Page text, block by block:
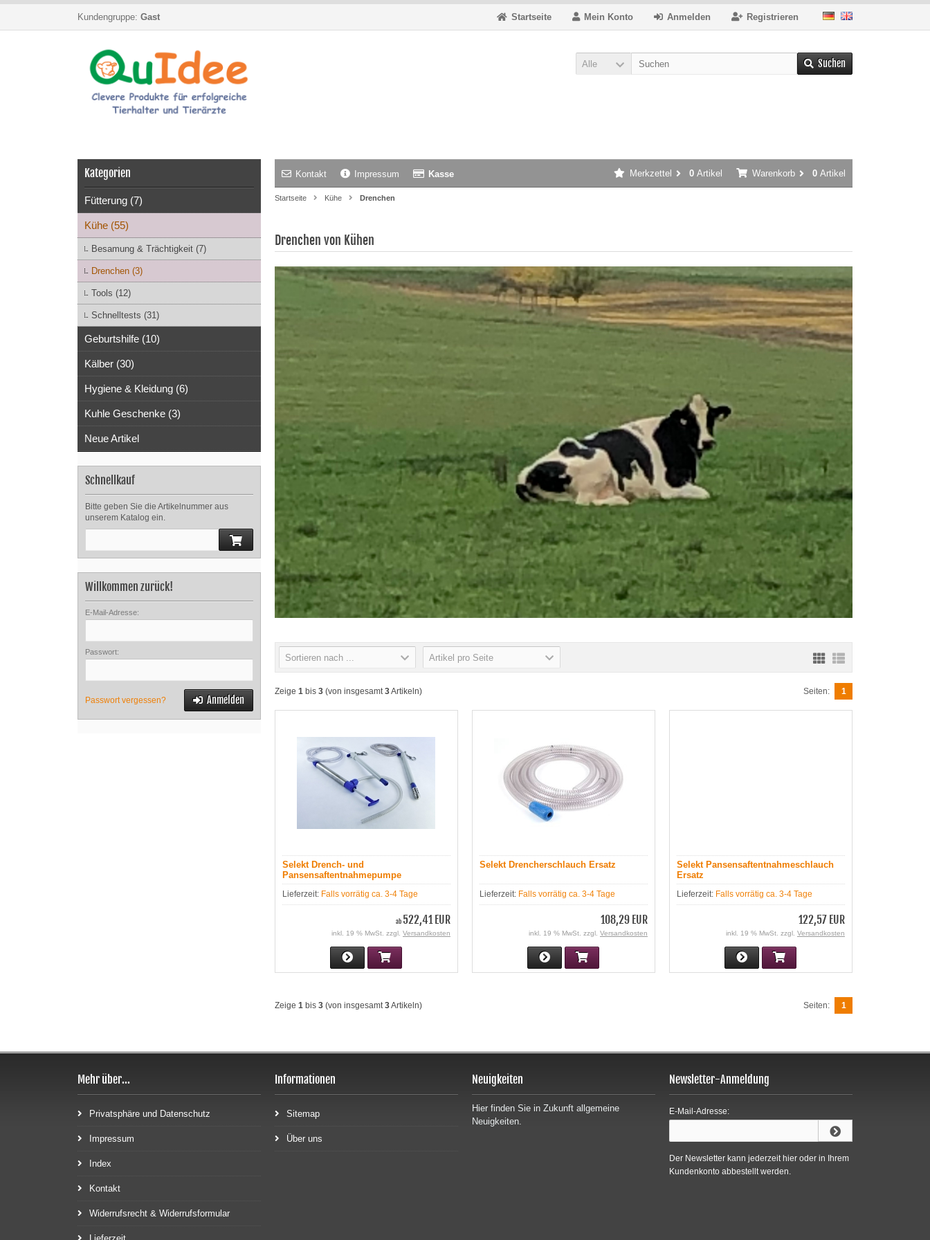
Kundengruppe: Gast Registrieren
Anmelden
Mein Konto
Startseite
Alle Suchen
Kontakt Impressum Kasse Warenkorb 0 Artikel
Merkzettel 0 Artikel
Startseite Kühe Drenchen
Drenchen von Kühen
Sortieren nach ... Artikel pro Seite
Zeige 1 bis 3 (von insgesamt 3Artikeln) Seiten: 1
Selekt Drench- und
Pansensaftentnahmepumpe
Lieferzeit: Falls vorrätig ca. 3-4 Tage
ab 522,41 EUR
inkl. 19 % MwSt. zzgl. Versandkosten
Selekt Drencherschlauch Ersatz
Lieferzeit: Falls vorrätig ca. 3-4 Tage
108,29 EUR
inkl. 19 % MwSt. zzgl. Versandkosten
Selekt Pansensaftentnahmeschlauch
Ersatz
Lieferzeit: Falls vorrätig ca. 3-4 Tage
122,57 EUR
inkl. 19 % MwSt. zzgl. Versandkosten
Zeige 1 bis 3 (von insgesamt3Artikeln) Seiten: 1
Kategorien
Fütterung (7)
Kühe (55)
Besamung & Trächtigkeit (7)
Drenchen (3)
Tools (12)
Schnelltests (31)
Geburtshilfe (10)
Kälber (30)
Hygiene & Kleidung (6)
Kuhle Geschenke (3)
Neue Artikel
Schnellkauf
Bitte geben Sie die Artikelnummer aus
unserem Katalog ein.
Willkommen zurück!
E-Mail-Adresse:
Passwort:
Passwort vergessen? Anmelden
Mehr über...
Privatsphäre und Datenschutz
Impressum
Index
Kontakt
Widerrufsrecht & Widerrufsformular
Informationen
Sitemap
Über uns
Neuigkeiten
Hier finden Sie in Zukunft allgemeine
Neuigkeiten.
Newsletter-Anmeldung
E-Mail-Adresse:
Der Newsletter kann jederzeit hier oder in Ihrem
Kundenkonto abbestellt werden.